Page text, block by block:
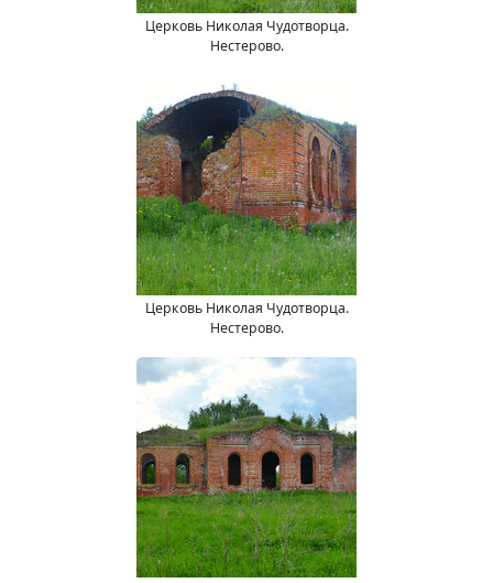
Церковь Николая Чудотворца.
Нестерово.
Церковь Николая Чудотворца.
Нестерово.